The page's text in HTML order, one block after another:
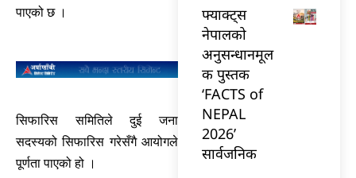
पाएको छ ।
सिफारिस समितिले दुई जना
सदस्यको सिफारिस गरेसँगै आयोगले
पूर्णता पाएको हो ।
फ्याक्ट्स
नेपालको
अनुसन्धानमूल
क पुस्तक
‘FACTS of
NEPAL
2026’
सार्वजनिक